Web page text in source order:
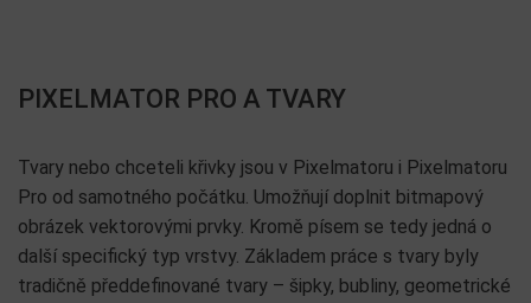
PIXELMATOR PRO A TVARY
Tvary nebo chceteli křivky jsou v Pixelmatoru i Pixelmatoru
Pro od samotného počátku. Umožňují doplnit bitmapový
obrázek vektorovými prvky. Kromě písem se tedy jedná o
další specifický typ vrstvy. Základem práce s tvary byly
tradičně předdefinované tvary – šipky, bubliny, geometrické